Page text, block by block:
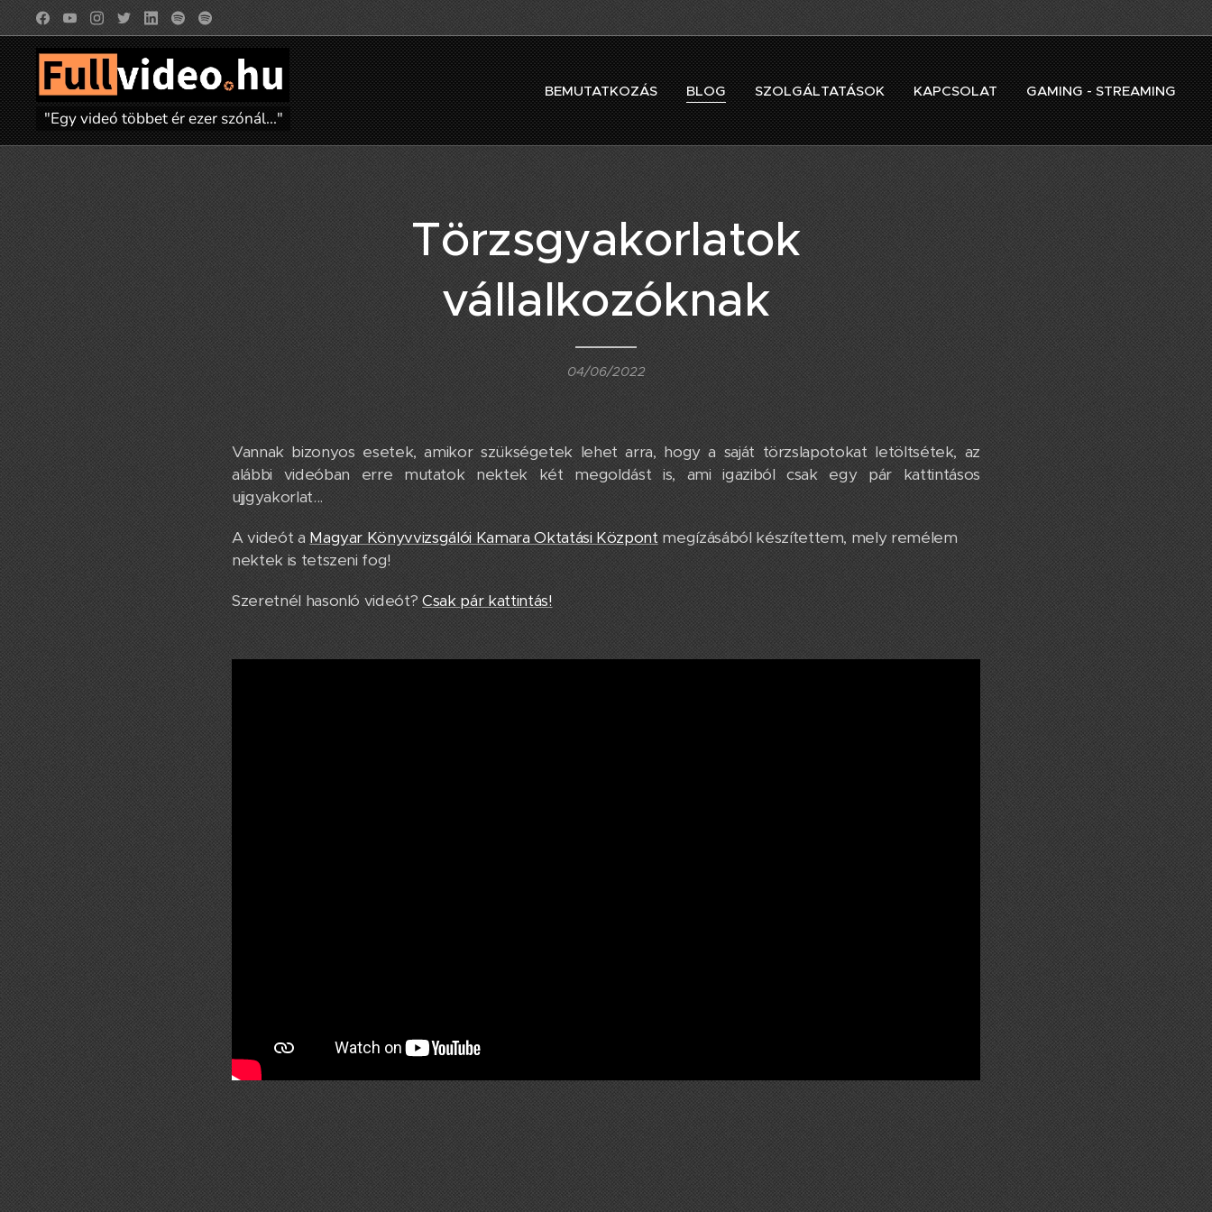
"Egy videó többet ér ezer szónál..."
BEMUTATKOZÁS BLOG SZOLGÁLTATÁSOK KAPCSOLAT GAMING - STREAMING
Törzsgyakorlatok
vállalkozóknak
04/06/2022
Vannak bizonyos esetek, amikor szükségetek lehet arra, hogy a saját törzslapotokat letöltsétek, az
alábbi videóban erre mutatok nektek két megoldást is, ami igaziból csak egy pár kattintásos
ujjgyakorlat...
A videót a Magyar Könyvvizsgálói Kamara Oktatási Központmegízásából készítettem, mely remélem
nektek is tetszeni fog!
Szeretnél hasonló videót?Csak pár kattintás!